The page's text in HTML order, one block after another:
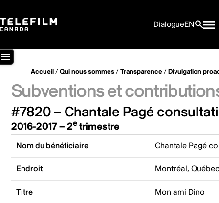
DialogueEN
Accueil/Qui nous sommes/Transparence/Divulgation
Subventions et
#7820 – Chantale Pagé
2016-2017 – 2etrimestre
Nom du bénéficiaire Chantale Pagé
Endroit Montréal,
Titre Mon ami Dino